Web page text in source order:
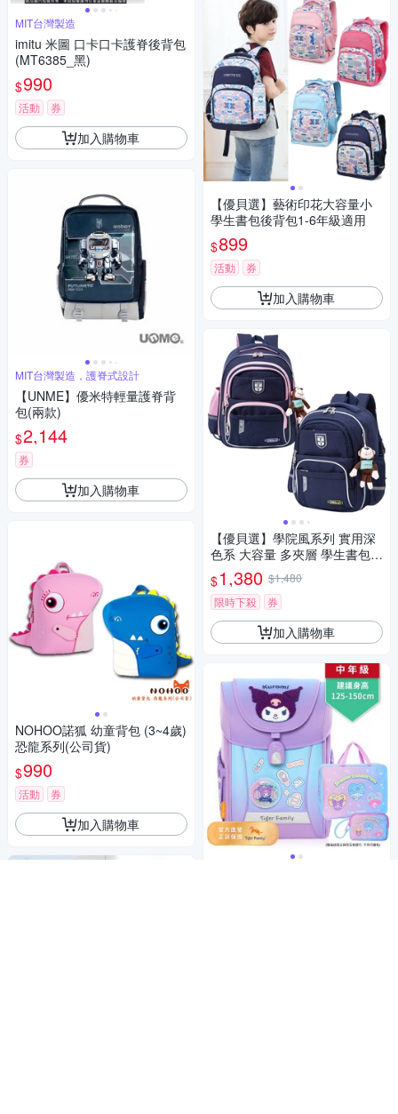
MIT台灣製造
imitu 米圖 口卡口卡護脊後背包
(MT6385_黑)
$990
活動 券
加入購物車
MIT台灣製造，護脊式設計
【UNME】優米特輕量護脊背
包(兩款)
$2,144
券
加入購物車
NOHOO諾狐 幼童背包 (3~4歲)
恐龍系列(公司貨)
$990
活動 券
加入購物車
【優貝選】藝術印花大容量小
學生書包後背包1-6年級適用
$899
活動 券
加入購物車
【優貝選】學院風系列 實用深
色系 大容量 多夾層 學生書包 1
-4年級適用
$1,380 $1,480
限時下殺
券
加入購物車